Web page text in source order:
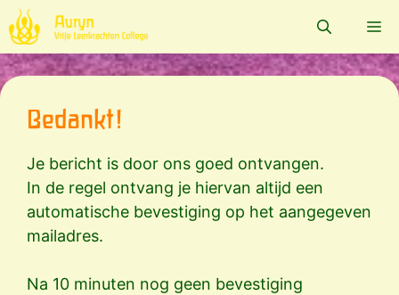
Ga
naar
de
inhoud
Bedankt!
Je bericht is door ons goed ontvangen.
In de regel ontvang je hiervan altijd een
automatische bevestiging op het aangegeven
mailadres.
Na 10 minuten nog geen bevestiging